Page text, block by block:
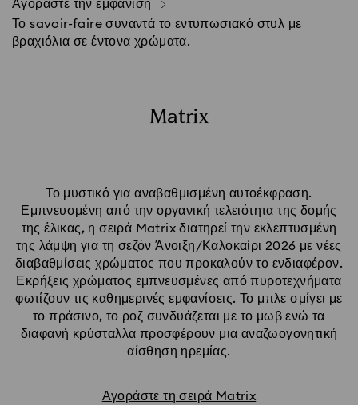
Αγοράστε την εμφάνιση
Το savoir-faire συναντά το εντυπωσιακό στυλ με
βραχιόλια σε έντονα χρώματα.
Matrix
Το μυστικό για αναβαθμισμένη αυτοέκφραση.
Εμπνευσμένη από την οργανική τελειότητα της δομής
της έλικας, η σειρά Matrix διατηρεί την εκλεπτυσμένη
της λάμψη για τη σεζόν Άνοιξη/Καλοκαίρι 2026 με νέες
διαβαθμίσεις χρώματος που προκαλούν το ενδιαφέρον.
Εκρήξεις χρώματος εμπνευσμένες από πυροτεχνήματα
φωτίζουν τις καθημερινές εμφανίσεις. Το μπλε σμίγει με
το πράσινο, το ροζ συνδυάζεται με το μωβ ενώ τα
διαφανή κρύσταλλα προσφέρουν μια αναζωογονητική
αίσθηση ηρεμίας.
Αγοράστε τη σειρά Matrix